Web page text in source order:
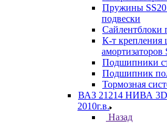
Пружины SS20
подвески
Сайлентблоки
К-т крепления
амортизаторов
Подшипники
Подшипник
Тормозная
ВАЗ 21214 НИВА
2010г.в.
Назад